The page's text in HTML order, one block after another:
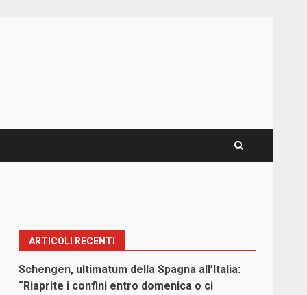
ARTICOLI RECENTI
Schengen, ultimatum della Spagna all’Italia:
“Riaprite i confini entro domenica o ci